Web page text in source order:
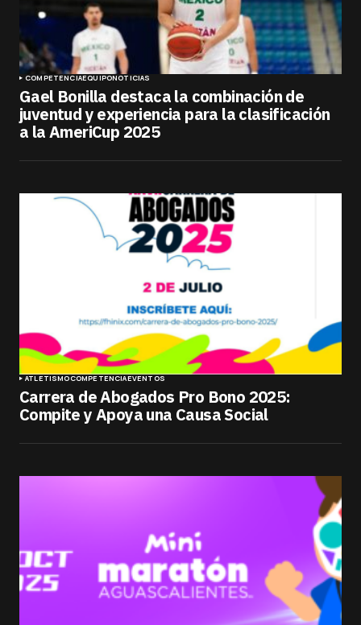
COMPETENCIAEQUIPONOTICIAS
Gael Bonilla destaca la combinación de
juventud y experiencia para la clasificación
a la AmeriCup 2025
ATLETISMOCOMPETENCIAEVENTOS
Carrera de Abogados Pro Bono 2025:
Compite y Apoya una Causa Social